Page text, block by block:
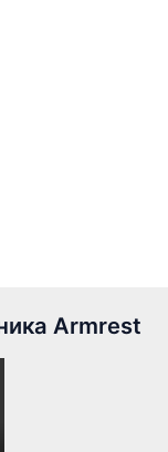
Armrest